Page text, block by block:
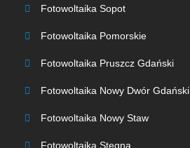
Fotowoltaika Sopot
Fotowoltaika Pomorskie
Fotowoltaika Pruszcz Gdański
Fotowoltaika Nowy Dwór Gdański
Fotowoltaika Nowy Staw
Fotowoltaika Stegna